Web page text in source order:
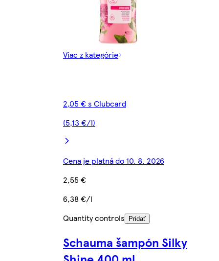
Viac z kategórie
2,05 € s Clubcard
(5,13 €/l)
Cena je platná do 10. 8. 2026
2,55 €
6,38 €/l
Quantity controls
Pridať
Schauma šampón Silky